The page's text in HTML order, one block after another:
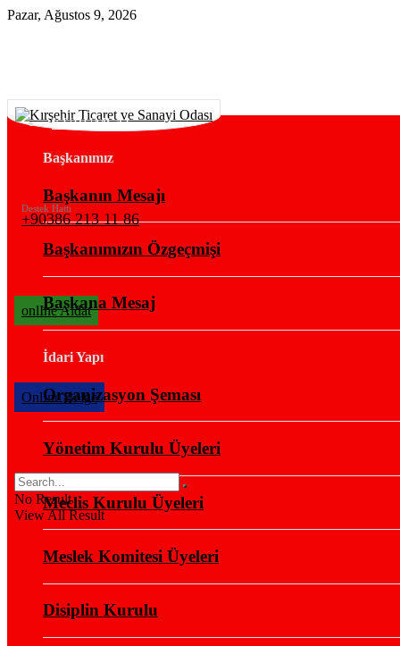
Pazar, Ağustos 9, 2026
Destek Hattı
+90386 213 11 86
onlIne Aidat
OnlIne Belge
No Result
View All Result
KURUMSAL
Başkanımız
Başkanın Mesajı
Başkanımızın Özgeçmişi
Başkana Mesaj
İdari Yapı
Organizasyon Şeması
Yönetim Kurulu Üyeleri
Meclis Kurulu Üyeleri
Meslek Komitesi Üyeleri
Disiplin Kurulu